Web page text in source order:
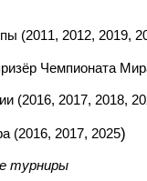
(2011, 2012, 2019,
Чемпионата
(2016, 2017, 2018,
(2016, 2017, 2025)
турниры